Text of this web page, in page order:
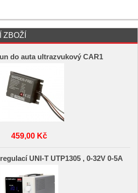
ZBOŽÍ
do auta ultrazvukový CAR1
459,00 Kč
UNI-T UTP1305 , 0-32V 0-5A